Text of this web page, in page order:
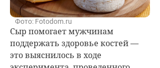
Фото: Fotodom.ru
Сыр помогает мужчинам
поддержать здоровье костей —
это выяснилось в ходе